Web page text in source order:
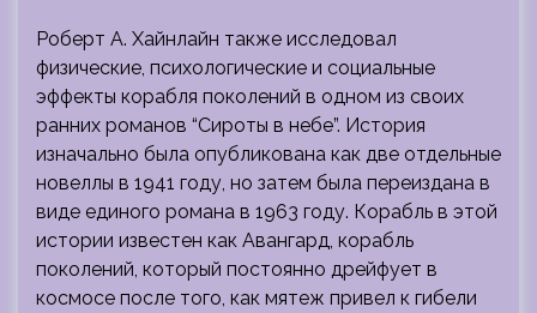
Роберт А. Хайнлайн также исследовал
физические, психологические и социальные
эффекты корабля поколений в одном из своих
ранних романов “Сироты в небе”. История
изначально была опубликована как две отдельные
новеллы в 1941 году, но затем была переиздана в
виде единого романа в 1963 году. Корабль в этой
истории известен как Авангард, корабль
поколений, который постоянно дрейфует в
космосе после того, как мятеж привел к гибели